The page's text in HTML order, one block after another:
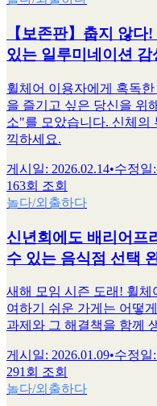
【보존판】춥지 않
있는 일루미네이션 감
휠체어 이용자에게 혹독
을 즐기고 싶은 당신을 위
소"를 모았습니다. 신체의
끽하세요.
게시일: 2026.02.14•수정일:
163회 조회
놀다/외출하다
신년회에도 배리어프
수 있는 음식점 선택
새해 모임 시즌 도래! 휠
여하기 쉬운 가게는 어떻
과제와 그 해결책을 함께
게시일: 2026.01.09•수정일:
291회 조회
놀다/외출하다